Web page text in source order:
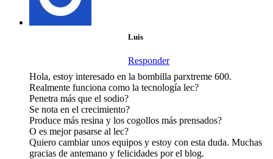
Luis
Responder
Hola, estoy interesado en la bombilla parxtreme 600.
Realmente funciona como la tecnología lec?
Penetra más que el sodio?
Se nota en el crecimiento?
Produce más resina y los cogollos más prensados?
O es mejor pasarse al lec?
Quiero cambiar unos equipos y estoy con esta duda. Muchas
gracias de antemano y felicidades por el blog.